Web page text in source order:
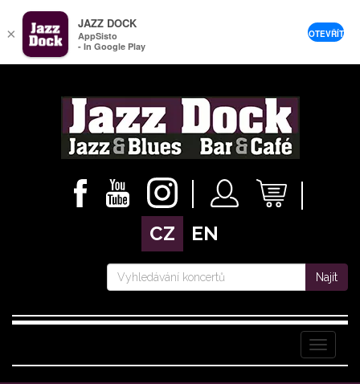
CZ EN
Najít
Menu
×
JAZZ DOCK
AppSisto
- In Google Play
OTEVŘÍT